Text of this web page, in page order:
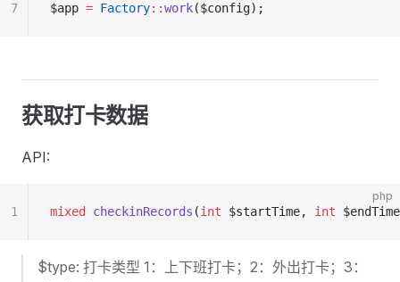
$app = Factory::work($config);
7
获取打卡数据
API:
php
mixed checkinRecords (int $startTime, int
1
$type: 打卡类型 1：上下班打卡；2：外出打卡；3：